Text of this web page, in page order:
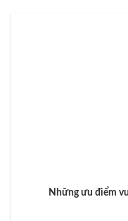
Những ưu điểm